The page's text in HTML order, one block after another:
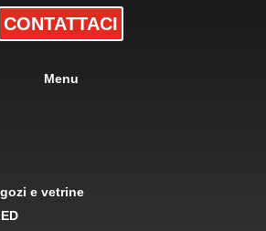
CONTATTACI
Menu
e vetrine